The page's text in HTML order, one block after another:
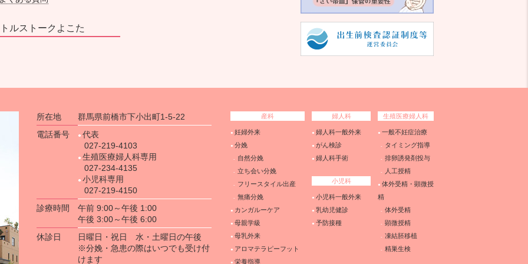
ルストークよこた
所在地
群馬県前橋市下小出町1-5-22
電話番号
代表
027-219-4103
生殖医療婦人科専用
027-234-4135
小児科専用
027-219-4150
診療時間
午前 9:00～午後 1:00
午後 3:00～午後 6:00
休診日
日曜日・祝日 水・土曜日の午後
※分娩・急患の際はいつでも受け付
けます
産科
妊婦外来
分娩
自然分娩
立ち会い分娩
フリースタイル出産
無痛分娩
カンガルーケア
母親学級
母乳外来
アロマテラピーフット
栄養指導
婦人科
婦人科一般外来
がん検診
婦人科手術
小児科
小児科一般外来
乳幼児健診
予防接種
生殖医療婦人科
一般不妊症治療
タイミング指導
排卵誘発剤投与
人工授精
体外受精・顕微授
精
体外受精
顕微授精
凍結胚移植
精巣生検